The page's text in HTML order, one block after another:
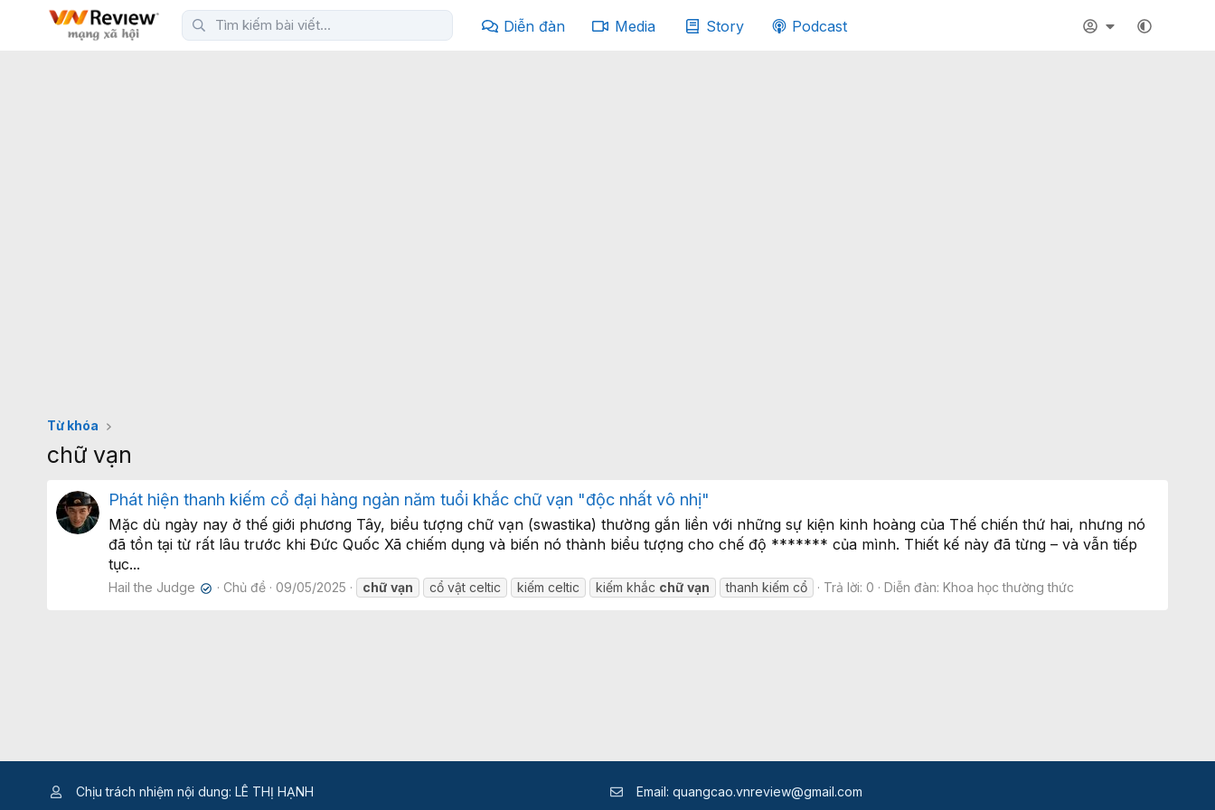
Diễn đàn Media Story Podcast
Từ khóa
chữ vạn
Phát hiện thanh kiếm cổ đại hàng ngàn năm tuổi khắc chữ vạn "độc nhất vô nhị"
Mặc dù ngày nay ở thế giới phương Tây, biểu tượng chữ vạn (swastika) thường gắn liền với những sự kiện kinh hoàng của Thế chiến thứ hai, nhưng nó
đã tồn tại từ rất lâu trước khi Đức Quốc Xã chiếm dụng và biến nó thành biểu tượng cho chế độ ******* của mình. Thiết kế này đã từng – và vẫn tiếp
tục...
Hail the Judge ✔ Chủ đề 09/05/2025 chữ vạn cổ vật celtic kiếm celtic kiếm khắc chữ vạn thanh kiếm cổ Trả lời: 0 Diễn đàn:Khoa học thường thức
Chịu trách nhiệm nội dung: LÊ THỊ HẠNH Email: quangcao.vnreview@gmail.com